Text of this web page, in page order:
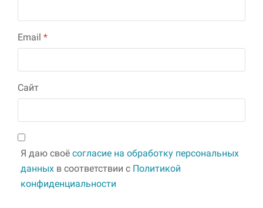
Email *
Сайт
Я даю своё согласие на обработку персональных
данных в соответствии с Политикой
конфиденциальности